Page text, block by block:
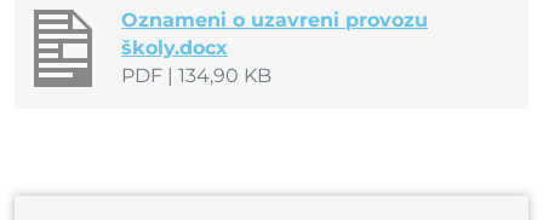
Oznameni o uzavreni provozu
školy.docx
PDF
134,90 KB